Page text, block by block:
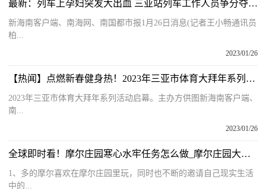
最新：列车上孕妇突发大出血 三亚站列车工作人员争分夺秒救助
新海南客户端、南海网、南国都市报1月26日消息(记者王小畅通讯员
柏...
2023/01/26
【热闻】点燃新春健身热！2023年三亚市体育大拜年系列活动启幕
2023年三亚市体育大拜年系列活动启幕。主办方供图新海南客户端、
南...
2023/01/26
全球即时看！摩尔庄园寒心水牢任务怎么做_摩尔庄园大使任务
1、多的摩尔喜欢在摩尔庄园里玩，同时也不断的邀请自己现实生活
中的...